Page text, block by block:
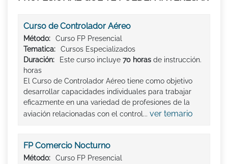
Curso de Controlador Aéreo
Método:
Curso FP Presencial
Tematica:
Cursos Especializados
Duración:
Este curso incluye 70 horas de instrucción.
horas
El Curso de Controlador Aéreo tiene como objetivo
desarrollar capacidades individuales para trabajar
eficazmente en una variedad de profesiones de la
aviación relacionadas con el control... ver temario
FP Comercio Nocturno
Método:
Curso FP Presencial